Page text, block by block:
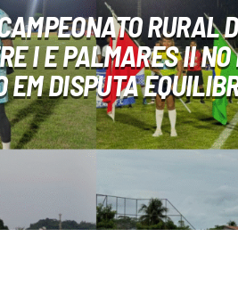
RURAL
I E PALMARES II
EM DISPUTA